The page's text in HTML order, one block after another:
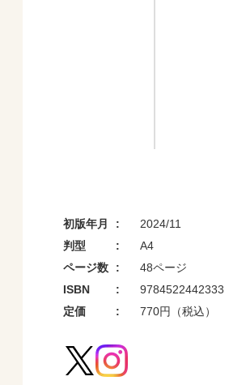
初版年月
2024/11
判型
A4
ページ数
48ページ
ISBN
9784522442333
定価
770円（税込）